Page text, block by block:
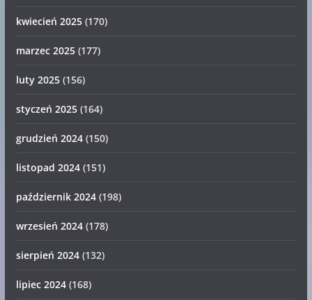
kwiecień 2025(170)
marzec 2025(177)
luty 2025(156)
styczeń 2025(164)
grudzień 2024(150)
listopad 2024(151)
październik 2024(198)
wrzesień 2024(178)
sierpień 2024(132)
lipiec 2024(168)